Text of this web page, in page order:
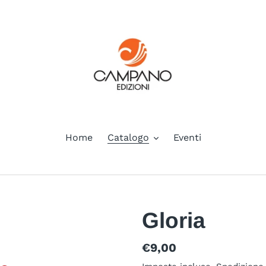
Home Catalogo Eventi
Gloria
Prezzo
€9,00